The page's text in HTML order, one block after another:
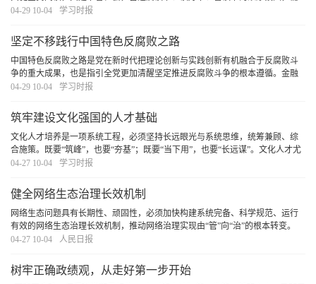
要领导干部率先垂范，既要在“爱读书”“善读书”上下功夫，更要在“读好书”上见
04-29 10-04 学习时报
坚定不移践行中国特色反腐败之路
中国特色反腐败之路是党在新时代把理论创新与实践创新有机融合于反腐败斗
争的重大成果，也是指引全党更加清醒坚定推进反腐败斗争的根本遵循。金融
是深化整治腐败的重点领域，必须坚定不移践行中国特色反腐败之路，打好金
04-29 10-04 学习时报
筑牢建设文化强国的人才基础
文化人才培养是一项系统工程，必须坚持长远眼光与系统思维，统筹兼顾、综
合施策。既要“筑峰”，也要“夯基”；既要“当下用”，也要“长远谋”。文化人才尤
其是文艺人才的成长有其自身规律和特点，必须深刻洞察当前人才队伍呈现的
04-27 10-04 学习时报
健全网络生态治理长效机制
网络生态问题具有长期性、顽固性，必须加快构建系统完备、科学规范、运行
有效的网络生态治理长效机制，推动网络治理实现由“管”向“治”的根本转变。
[详细]
04-27 10-04 人民日报
树牢正确政绩观，从走好第一步开始